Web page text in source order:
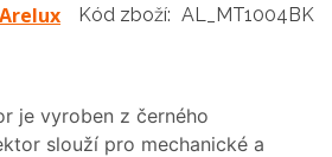
Arelux Kód zboží: AL_MT1004BK
je vyroben z černého
slouží pro mechanické a